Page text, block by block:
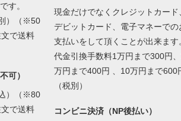
す。
）（※50
で送料
可）
）（※80
で送料
現金だけでなくクレジットカード
デビットカード、電子マネーでの
支払いをして頂くことが出来ます
代金引換手数料1万円まで300円
万円まで400円 、10万円まで600
（税別）
コンビニ決済（NP後払い）